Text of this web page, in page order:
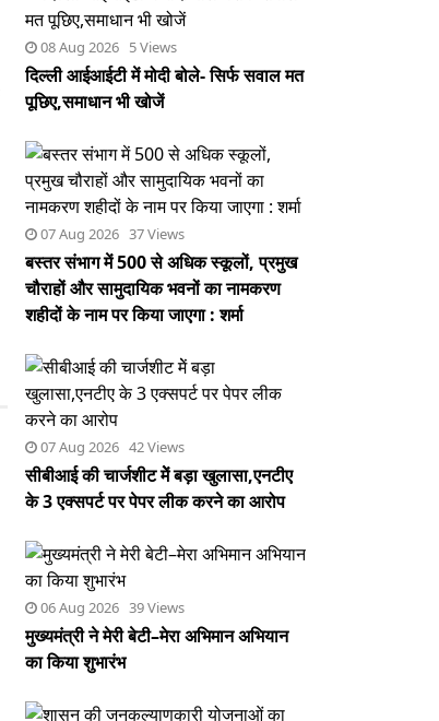
08 Aug 2026 5 Views
दिल्ली आईआईटी में मोदी बोले- सिर्फ सवाल मत
पूछिए,समाधान भी खोजें
07 Aug 2026 37 Views
बस्तर संभाग में 500 से अधिक स्कूलों, प्रमुख
चौराहों और सामुदायिक भवनों का नामकरण
शहीदों के नाम पर किया जाएगा : शर्मा
07 Aug 2026 42 Views
सीबीआई की चार्जशीट मेें बड़ा खुलासा,एनटीए
के 3 एक्सपर्ट पर पेपर लीक करने का आरोप
06 Aug 2026 39 Views
मुख्यमंत्री ने मेरी बेटी–मेरा अभिमान अभियान
का किया शुभारंभ